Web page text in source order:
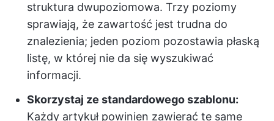
struktura dwupoziomowa. Trzy poziomy
sprawiają, że zawartość jest trudna do
znalezienia; jeden poziom pozostawia płaską
listę, w której nie da się wyszukiwać
informacji.
Skorzystaj ze standardowego szablonu:
Każdy artykuł powinien zawierać te same